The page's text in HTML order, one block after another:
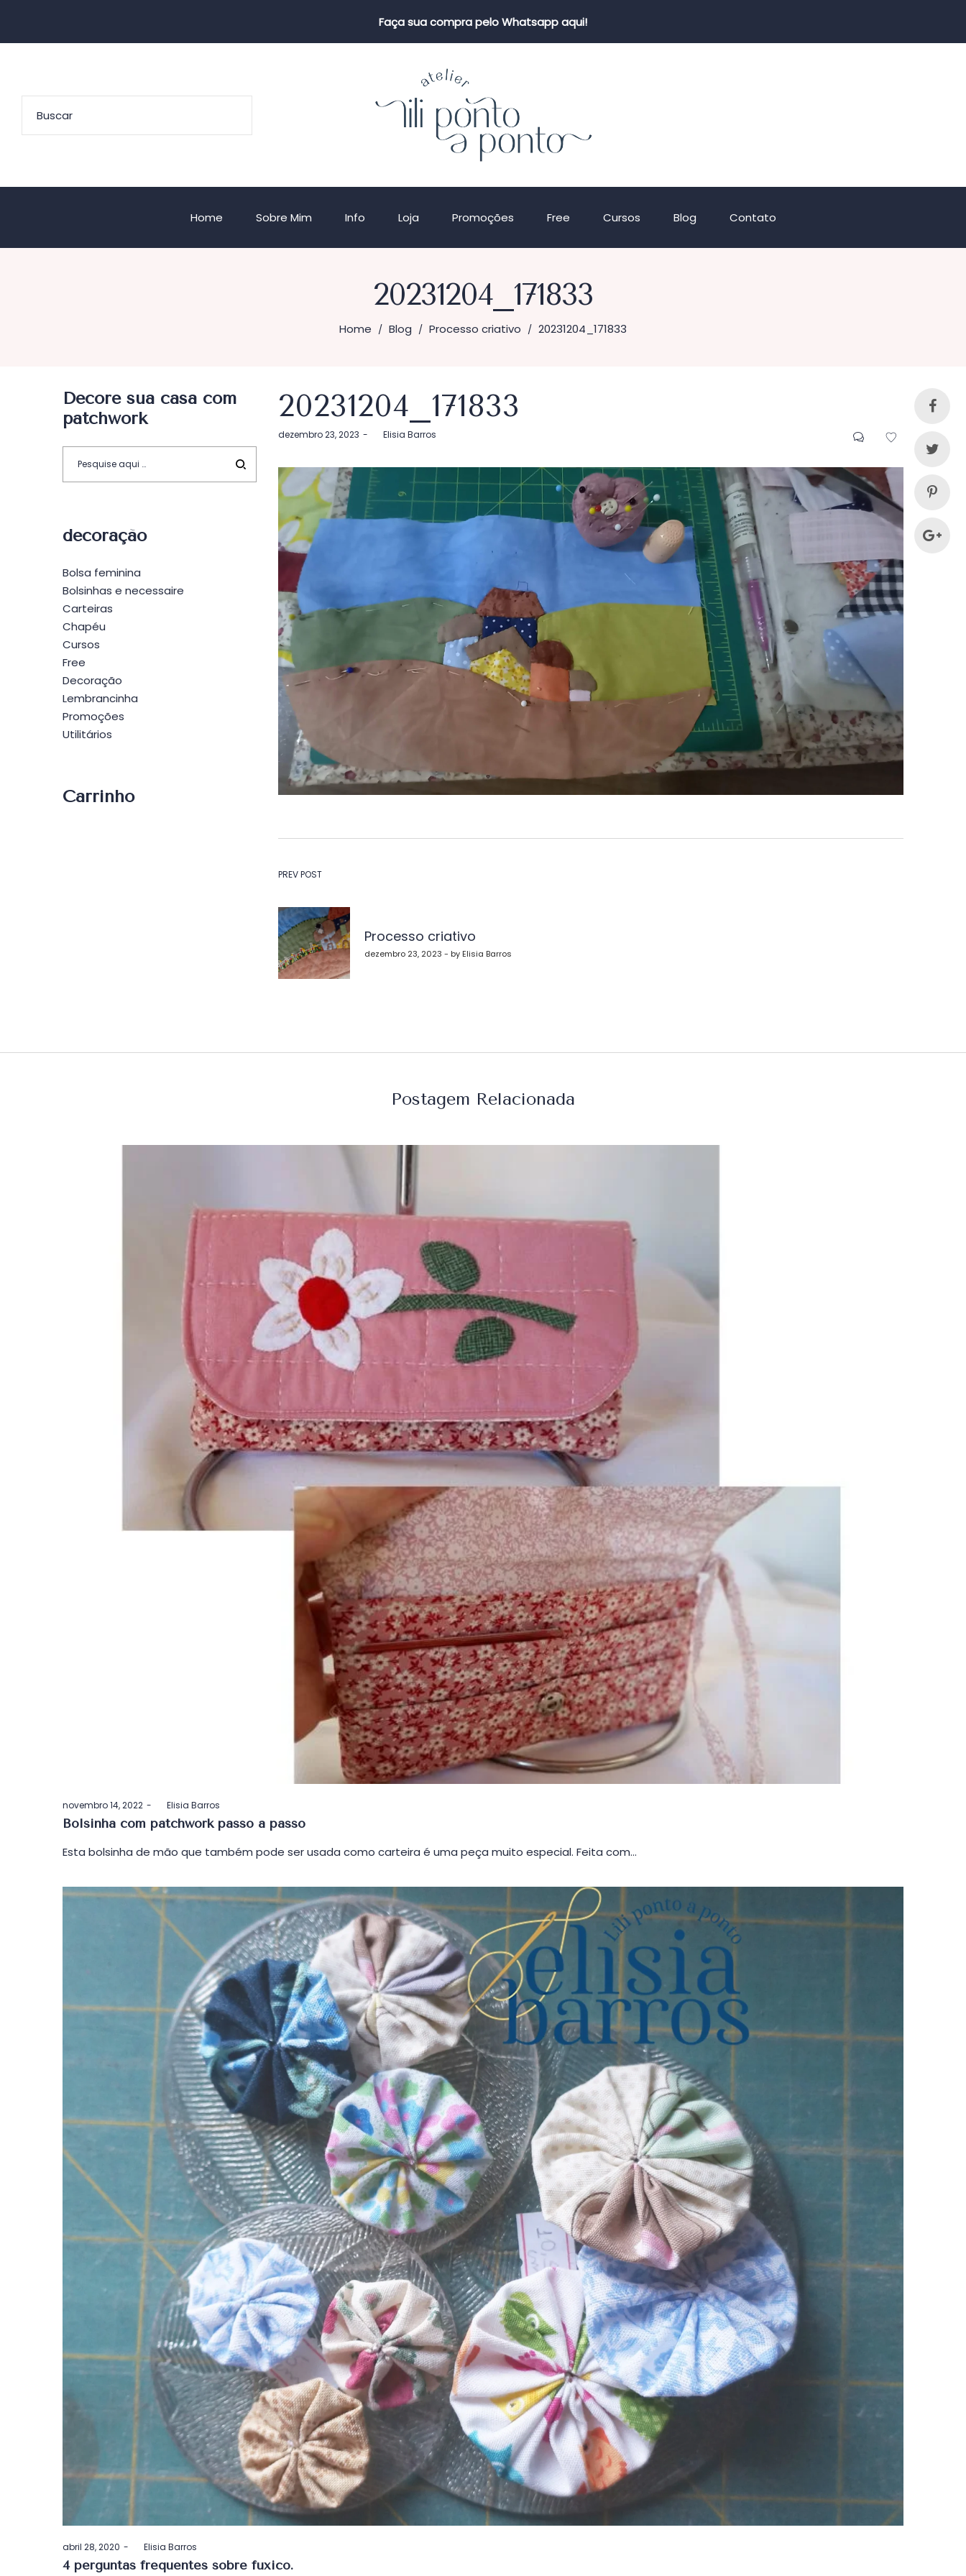
Faça sua compra pelo Whatsapp aqui!
Home Sobre Mim Info Loja Promoções Free Cursos Blog Contato
20231204_171833
Home / Blog / Processo criativo / 20231204_171833
20231204_171833
Postado
dezembro 23, 2023 byElisia Barros
Navegação
de
Post
PREV POST
Processo criativo
dezembro 23, 2023 - by Elisia Barros
Decore sua casa com
patchwork
decoração
Bolsa feminina
Bolsinhas e necessaire
Carteiras
Chapéu
Cursos
Free
Decoração
Lembrancinha
Promoções
Utilitários
Carrinho
Postagem Relacionada
Postado
em
novembro 14, 2022 byElisia Barros
Bolsinha com patchwork passo a passo
Esta bolsinha de mão que também pode ser usada como carteira é uma peça muito especial. Feita com…
Postado
em
abril 28, 2020 byElisia Barros
4 perguntas frequentes sobre fuxico.